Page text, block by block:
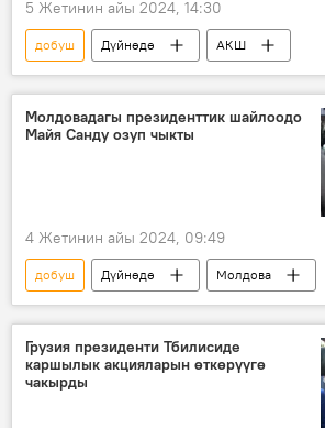
5 Жетинин айы 2024, 14:30
добуш Дүйнөдө
АКШ
президенттик шайлоо
Камала Харрис
Молдовадагы президенттик шайлоодо
Майя Санду озуп чыкты
4 Жетинин айы 2024, 09:49
добуш Дүйнөдө
Молдова
президенттик шайлоо
Майя Санду
Грузия президенти Тбилисиде
каршылык акцияларын өткөрүүгө
чакырды